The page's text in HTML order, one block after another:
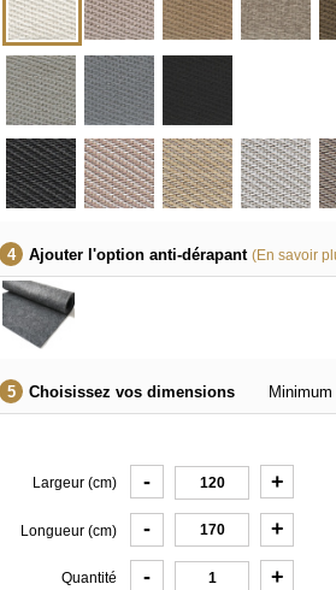
Ajouter l'option anti-dérapant (En savoir
Choisissez vos dimensions Minimum
Largeur (cm) - +
Longueur (cm) - +
Quantité - +